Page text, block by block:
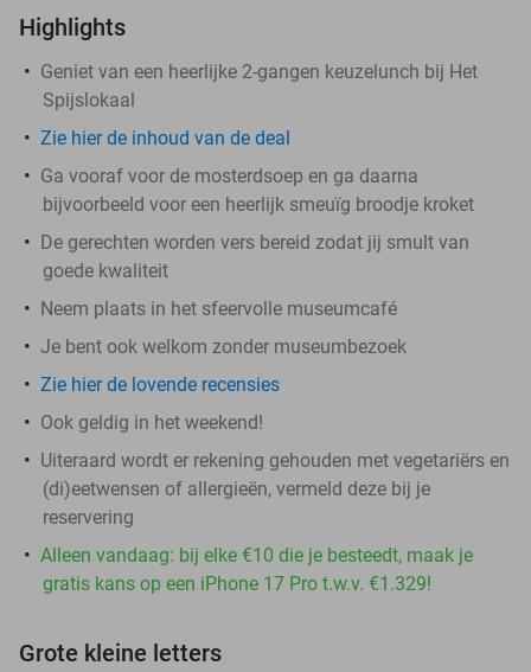
Highlights
Geniet van een heerlijke 2-gangen keuzelunch bij Het
Spijslokaal
Zie hier de inhoud van de deal
Ga vooraf voor de mosterdsoep en ga daarna
bijvoorbeeld voor een heerlijk smeuïg broodje kroket
De gerechten worden vers bereid zodat jij smult van
goede kwaliteit
Neem plaats in het sfeervolle museumcafé
Je bent ook welkom zonder museumbezoek
Zie hier de lovende recensies
Ook geldig in het weekend!
Uiteraard wordt er rekening gehouden met vegetariërs en
(di)eetwensen of allergieën, vermeld deze bij je
reservering
Alleen vandaag: bij elke €10 die je besteedt, maak je
gratis kans op een iPhone 17 Pro t.w.v. €1.329!
Grote kleine letters